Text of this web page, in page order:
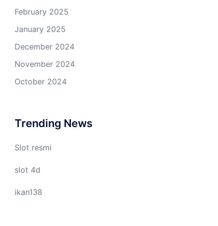
February 2025
January 2025
December 2024
November 2024
October 2024
Trending News
Slot resmi
slot 4d
ikan138